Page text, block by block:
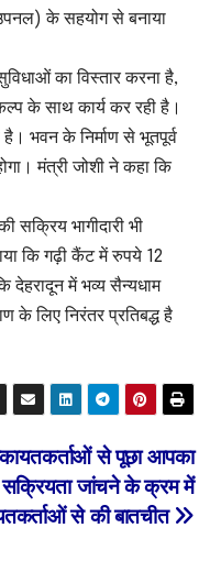
के सहयोग से बनाया
का विस्तार करना है,
के साथ कार्य कर रही है।
भवन के निर्माण से भूतपूर्व
मंत्री जोशी ने कहा कि
भागीदारी भी
कि गढ़ी कैंट में रुपये 12
देहरादून में भव्य सैन्यधाम
के लिए निरंतर प्रतिबद्ध है
से पूछा आपका
सक्रियता जांचने के क्रम में
से की बातचीत